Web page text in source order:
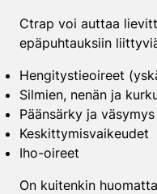
Ctrap voi auttaa
epäpuhtauksiin
Hengitystieoireet
Silmien, nenän ja
Päänsärky ja väsymys
Keskittymisvaikeudet
Iho-oireet
On kuitenkin